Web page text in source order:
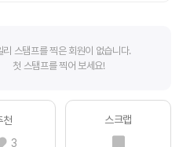
리 스탬프를 찍은 회원이 없습니다.
첫 스탬프를 찍어 보세요!
천
3
스크랩